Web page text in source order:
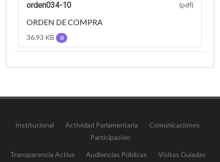
orden034-10 (pdf)
ORDEN DE COMPRA
36.93 KB 0
Institucional Actividad Parlamentaria
Comunicaciones
Participación
Transparencia Activa Audiencias Públicas
Visitas Guiadas